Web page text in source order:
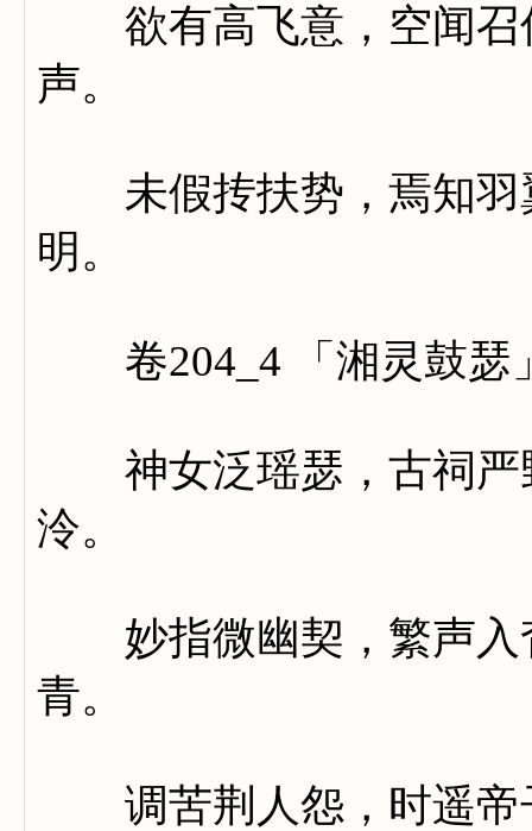
欲有高飞意，空闻召
声。
未假抟扶势，焉知羽
明。
卷204_4 「湘灵鼓瑟
神女泛瑶瑟，古祠严
泠。
妙指微幽契，繁声入
青。
调苦荆人怨，时遥帝